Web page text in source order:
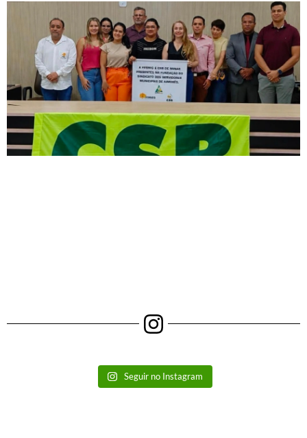
Seguir no Instagram